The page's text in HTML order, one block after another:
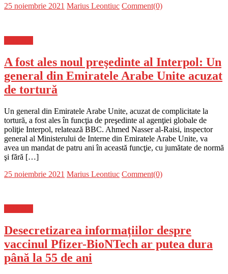
Posted
25 noiembrie 2021 Author
Marius Leontiuc Comment(0)
A fost ales noul preşedinte al Interpol: Un
general din Emiratele Arabe Unite acuzat
de tortură
Un general din Emiratele Arabe Unite, acuzat de complicitate la
tortură, a fost ales în funcţia de preşedinte al agenţiei globale de
poliţie Interpol, relatează BBC. Ahmed Nasser al-Raisi, inspector
general al Ministerului de Interne din Emiratele Arabe Unite, va
avea un mandat de patru ani în această funcţie, cu jumătate de normă
şi fără […]
Posted
25 noiembrie 2021 Author
Marius Leontiuc Comment(0)
Desecretizarea informațiilor despre
vaccinul Pfizer-BioNTech ar putea dura
până la 55 de ani